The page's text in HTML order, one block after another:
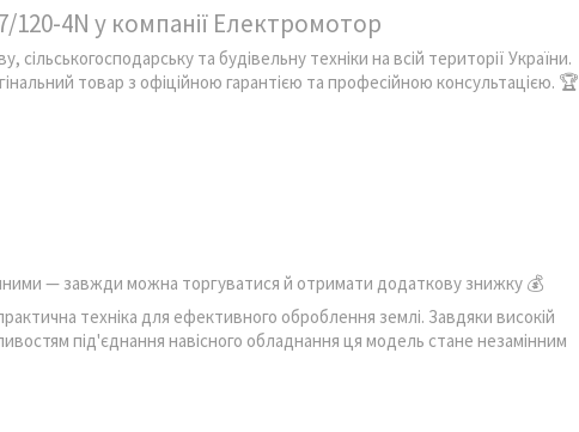
4N у компанії Електромотор
сільськогосподарську та будівельну техніки на всій території України.
товар з офіційною гарантією та професійною консультацією. 🏆
— завжди можна торгуватися й отримати додаткову знижку 💰
техніка для ефективного оброблення землі. Завдяки високій
під'єднання навісного обладнання ця модель стане незамінним